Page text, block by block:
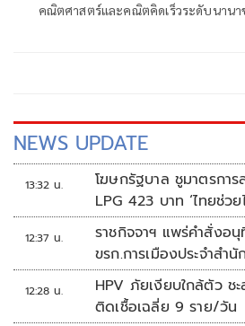
คณิตศาสตร์และคณิตคิดเร็วระดับนานา
NEWS UPDATE
13:32 น.
โฆษกรัฐบาล ชูมาตรกา
LPG 423 บาท ‘ไทยช่ว
แสนล้าน
12:37 น.
ราชกิจจาฯ แพร่คำสั่งอ
ขรก.การเมืองประจำสำ
12:28 น.
HPV ภัยเงียบใกล้ตัว ช
ติดเชื้อเฉลี่ย 9 ราย/วัน